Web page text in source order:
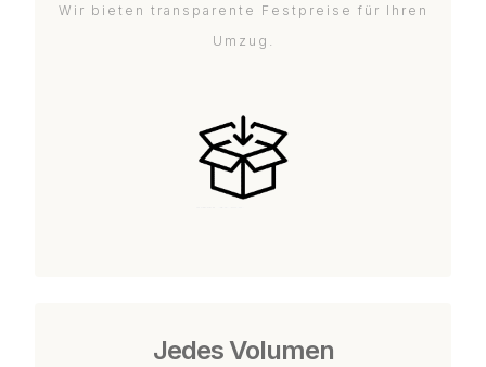
Wir bieten transparente Festpreise für Ihren
Umzug.
Jedes Volumen